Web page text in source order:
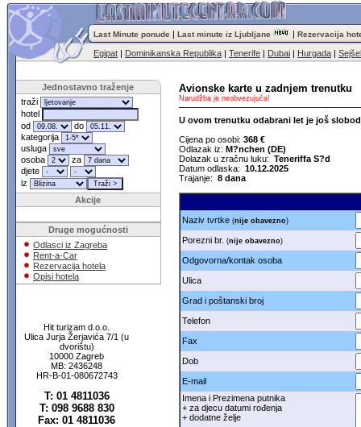
Last Minute ponude | Last minute iz Ljubljane | Rezervacija
Egipat | Dominikanska Republika | Tenerife | Dubai | Hurgada |
Jednostavno traženje
traži
hotel
od
do
kategorija
usluga
osoba
za
djete
iz
Akcije
Druge mogućnosti
Odlasci iz Zagreba
Rent-a-Car
Rezervacija hotela
Opisi hotela
Hit turizam d.o.o.
Ulica Jurja Žerjavića 7/1 (u
dvorištu)
10000 Zagreb
MB: 2436248
HR-B-01-080672743
T: 01 4811036
T: 098 9688 830
Fax: 01 4811036
Avionske karte u zadnjem trenutku
Narudžba je neobvezujuća!
U ovom trenutku odabrani let je još
Cijena po osobi: 368 €
Odlazak iz: M?nchen (DE)
Dolazak u zračnu luku: Teneriffa S?d
Datum odlaska: 10.12.2025
Trajanje: 8 dana
Naziv tvrtke (nije obavezno)
Porezni br. (nije obavezno)
Odgovorna/kontak osoba
Ulica
Grad i poštanski broj
Telefon
Fax
Dob
E-mail
Imena i Prezimena putnika
+ za djecu datumi rođenja
+ dodatne želje